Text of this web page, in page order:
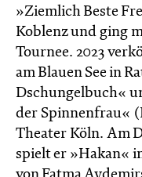
»Ziemlich Beste
Koblenz und ging
Tournee. 2023
am Blauen See in
Dschungelbuch«
der Spinnenfrau«
Theater Köln. Am
spielt er »Hakan«